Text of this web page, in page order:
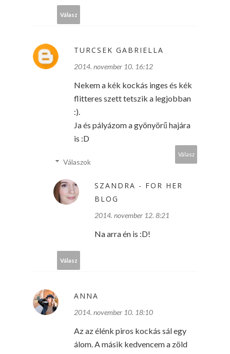
Válasz
TURCSEK GABRIELLA
2014. november 10. 16:12
Nekem a kék kockás inges és kék
flitteres szett tetszik a legjobban
:).
Ja és pályázom a gyönyörű hajára
is :D
Válasz
Válaszok
SZANDRA - FOR HER
BLOG
2014. november 12. 8:21
Na arra én is :D!
Válasz
ANNA
2014. november 10. 18:10
Az az élénk piros kockás sál egy
álom. A másik kedvencem a zöld